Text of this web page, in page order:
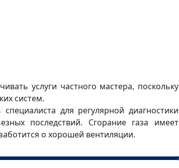
услуги частного мастера, поскольку
систем.
для регулярной диагностики
последствий. Сгорание газа имеет
о хорошей вентиляции.